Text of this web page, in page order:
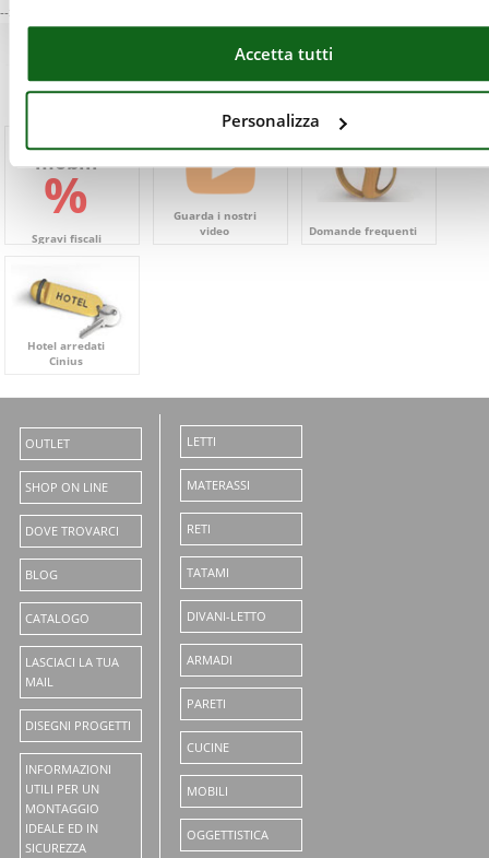
Accetta tutti
Personalizza
-->
Bonus
mobili
%
Sgravi fiscali
Guarda i nostri
video
Domande frequenti
Hotel arredati
Cinius
OUTLET
SHOP ON LINE
DOVE TROVARCI
BLOG
CATALOGO
LASCIACI LA TUA
MAIL
DISEGNI PROGETTI
INFORMAZIONI
UTILI PER UN
MONTAGGIO
IDEALE ED IN
SICUREZZA
LETTI
MATERASSI
RETI
TATAMI
DIVANI-LETTO
ARMADI
PARETI
CUCINE
MOBILI
OGGETTISTICA